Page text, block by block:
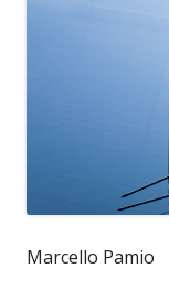
Marcello Pamio